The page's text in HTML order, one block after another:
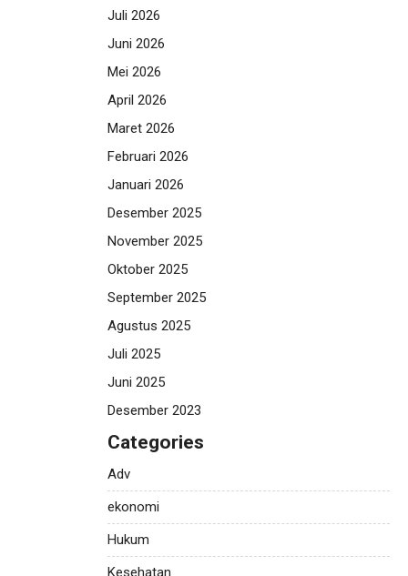
Juli 2026
Juni 2026
Mei 2026
April 2026
Maret 2026
Februari 2026
Januari 2026
Desember 2025
November 2025
Oktober 2025
September 2025
Agustus 2025
Juli 2025
Juni 2025
Desember 2023
Categories
Adv
ekonomi
Hukum